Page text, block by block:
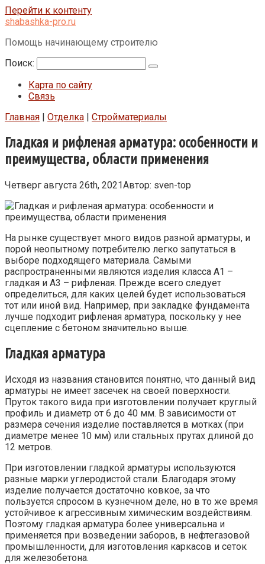
Перейти к контенту
shabashka-pro.ru
Помощь начинающему строителю
Поиск:
Карта по сайту
Связь
Главная | Отделка | Стройматериалы
Гладкая и рифленая арматура: особенности и
преимущества, области применения
Четверг августа 26th, 2021Автор: sven-top
На рынке существует много видов разной арматуры, и
порой неопытному потребителю легко запутаться в
выборе подходящего материала. Самыми
распространенными являются изделия класса А1 –
гладкая и А3 – рифленая. Прежде всего следует
определиться, для каких целей будет использоваться
тот или иной вид. Например, при закладке фундамента
лучше подходит рифленая арматура, поскольку у нее
сцепление с бетоном значительно выше.
Гладкая арматура
Исходя из названия становится понятно, что данный вид
арматуры не имеет засечек на своей поверхности.
Пруток такого вида при изготовлении получает круглый
профиль и диаметр от 6 до 40 мм. В зависимости от
размера сечения изделие поставляется в мотках (при
диаметре менее 10 мм) или стальных прутах длиной до
12 метров.
При изготовлении гладкой арматуры используются
разные марки углеродистой стали. Благодаря этому
изделие получается достаточно ковкое, за что
пользуется спросом в кузнечном деле, но в то же время
устойчивое к агрессивным химическим воздействиям.
Поэтому гладкая арматура более универсальна и
применяется при возведении заборов, в нефтегазовой
промышленности, для изготовления каркасов и сеток
для железобетона.